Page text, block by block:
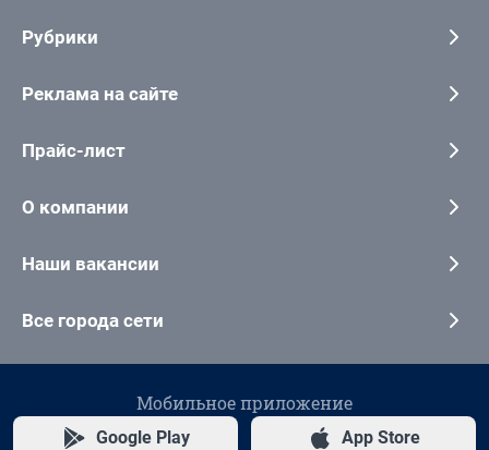
Рубрики
Реклама на сайте
Прайс-лист
О компании
Наши вакансии
Все города сети
Мобильное приложение
Google Play App Store